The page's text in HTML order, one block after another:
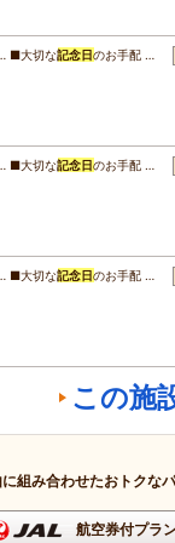
■大切な記念日のお手配 …
■大切な記念日のお手配 …
■大切な記念日のお手配 …
この施
組み合わせたおトクな
航空券付プラ